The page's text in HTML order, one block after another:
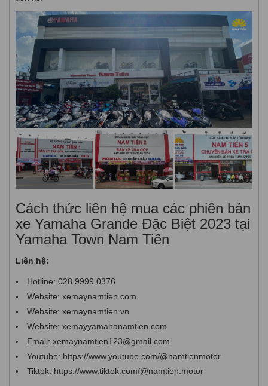
Cách thức liên hệ mua các phiên bản
xe Yamaha Grande Đặc Biệt 2023 tại
Yamaha Town Nam Tiến
Liên hệ:
Hotline: 028 9999 0376
Website: xemaynamtien.com
Website: xemaynamtien.vn
Website: xemayyamahanamtien.com
Email: xemaynamtien123@gmail.com
Youtube: https://www.youtube.com/@namtienmotor
Tiktok: https://www.tiktok.com/@namtien.motor